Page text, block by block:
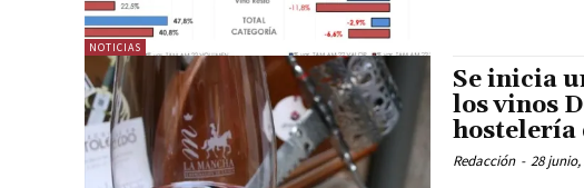
NOTICIAS
Se inicia
los vinos
hostelería
Redacción - 28 junio,